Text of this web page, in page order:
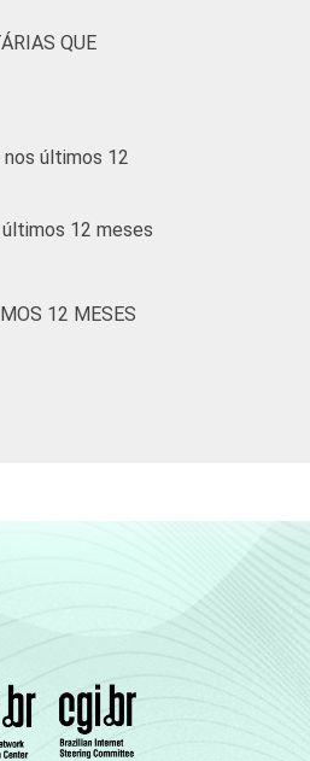
QUE
últimos 12
12 meses
12 MESES